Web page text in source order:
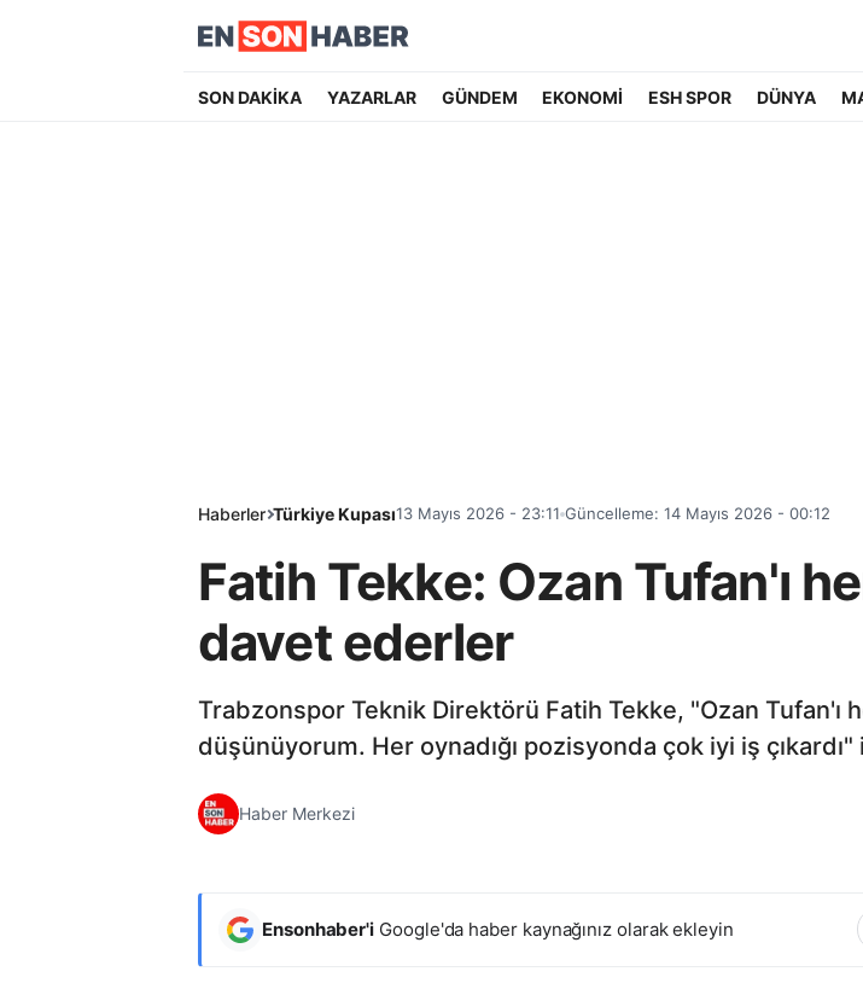
SON DAKİKA YAZARLAR GÜNDEM EKONOMİ ESH SPOR DÜNYA
Haberler Türkiye Kupası13 Mayıs 2026 - 23:11 Güncelleme: 14 Mayıs 2026 - 00:12
Fatih Tekke: Ozan Tufan'ı
davet ederler
Trabzonspor Teknik Direktörü Fatih Tekke, "Ozan Tufan'ı
düşünüyorum. Her oynadığı pozisyonda çok iyi iş
Haber Merkezi
Ensonhaber'i Google'da haber kaynağınız olarak ekleyin